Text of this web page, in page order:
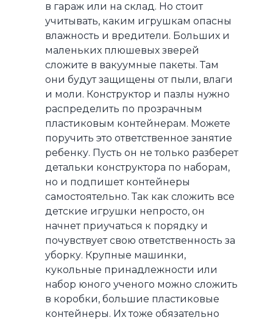
в гараж или на склад. Но стоит
учитывать, каким игрушкам опасны
влажность и вредители. Больших и
маленьких плюшевых зверей
сложите в вакуумные пакеты. Там
они будут защищены от пыли, влаги
и моли. Конструктор и пазлы нужно
распределить по прозрачным
пластиковым контейнерам. Можете
поручить это ответственное занятие
ребенку. Пусть он не только разберет
детальки конструктора по наборам,
но и подпишет контейнеры
самостоятельно. Так как сложить все
детские игрушки непросто, он
начнет приучаться к порядку и
почувствует свою ответственность за
уборку. Крупные машинки,
кукольные принадлежности или
набор юного ученого можно сложить
в коробки, большие пластиковые
контейнеры. Их тоже обязательно